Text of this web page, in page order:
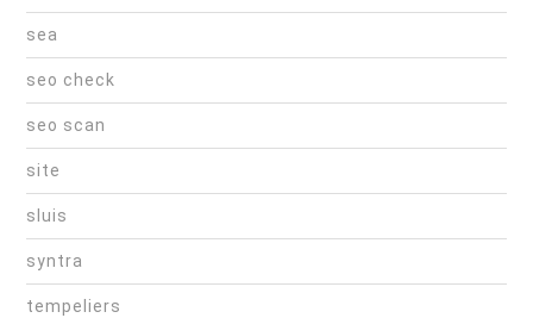
sea
seo check
seo scan
site
sluis
syntra
tempeliers